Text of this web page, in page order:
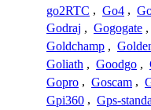
go2RTC , Go4 ,
Godraj , Gogogate ,
Goldchamp ,
Goliath , Goodgo ,
Gopro , Goscam ,
Gpi360 , Gps-